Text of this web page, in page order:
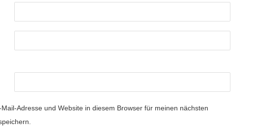
Mail-Adresse und Website in diesem Browser für meinen nächsten